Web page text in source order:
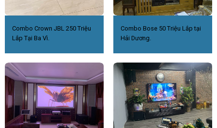
Combo Crown JBL 250 Triệu
Lắp Tại Ba Vì.
Combo Bose 50 Triệu Lắp tại
Hải Dương.